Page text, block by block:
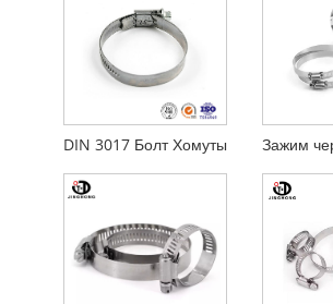
DIN 3017 Болт Хомуты